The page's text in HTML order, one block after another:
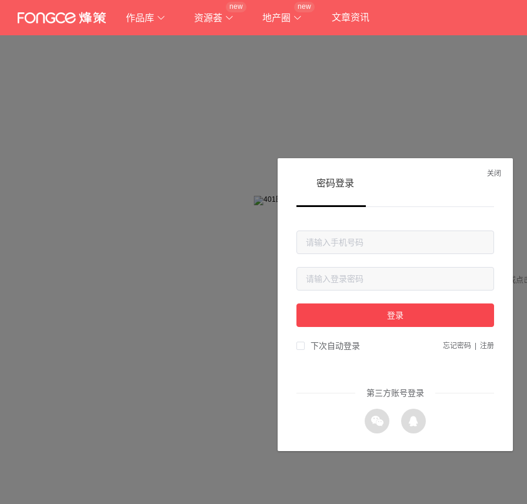
作品库 资源荟
new
地产圈
new
文章资讯
抱歉!
请检查您输入的网址是否正确，或点
关闭
密码登录
登录
下次自动登录 忘记密码 注册
第三方账号登录